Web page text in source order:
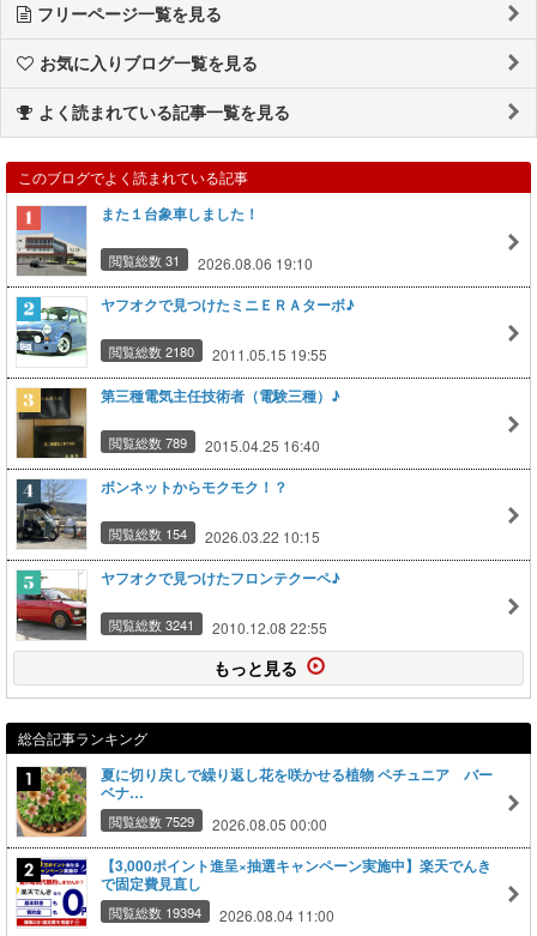
フリーページ一覧を見る
お気に入りブログ一覧を見る
よく読まれている記事一覧を見る
このブログでよく読まれている記事
また１台象車しました！
閲覧総数 31 2026.08.06 19:10
ヤフオクで見つけたミニＥＲＡターボ♪
閲覧総数 2180 2011.05.15 19:55
第三種電気主任技術者（電験三種）♪
閲覧総数 789 2015.04.25 16:40
ボンネットからモクモク！？
閲覧総数 154 2026.03.22 10:15
ヤフオクで見つけたフロンテクーペ♪
閲覧総数 3241 2010.12.08 22:55
もっと見る
総合記事ランキング
夏に切り戻しで繰り返し花を咲かせる植物 ペチュニア バー
ベナ…
閲覧総数 7529 2026.08.05 00:00
【3,000ポイント進呈×抽選キャンペーン実施中】楽天でんき
で固定費見直し
閲覧総数 19394 2026.08.04 11:00